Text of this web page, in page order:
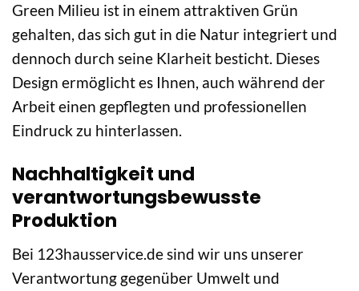
Green Milieu ist in einem attraktiven Grün
gehalten, das sich gut in die Natur integriert und
dennoch durch seine Klarheit besticht. Dieses
Design ermöglicht es Ihnen, auch während der
Arbeit einen gepflegten und professionellen
Eindruck zu hinterlassen.
Nachhaltigkeit und
verantwortungsbewusste
Produktion
Bei 123hausservice.de sind wir uns unserer
Verantwortung gegenüber Umwelt und